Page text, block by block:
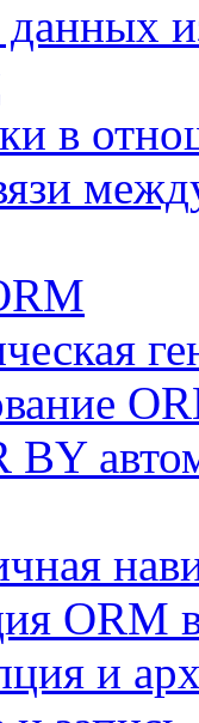
в
BY
ORM
и